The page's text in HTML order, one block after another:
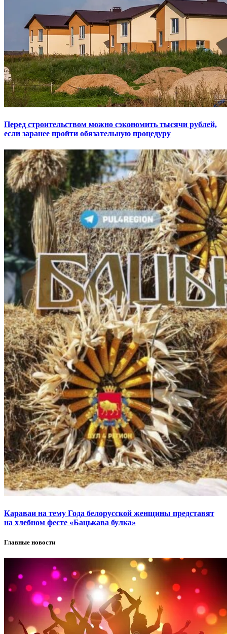
Перед строительством можно сэкономить тысячи рублей,
если заранее пройти обязательную процедуру
Караваи на тему Года белорусской женщины представят
на хлебном фесте «Бацькава булка»
Главные новости